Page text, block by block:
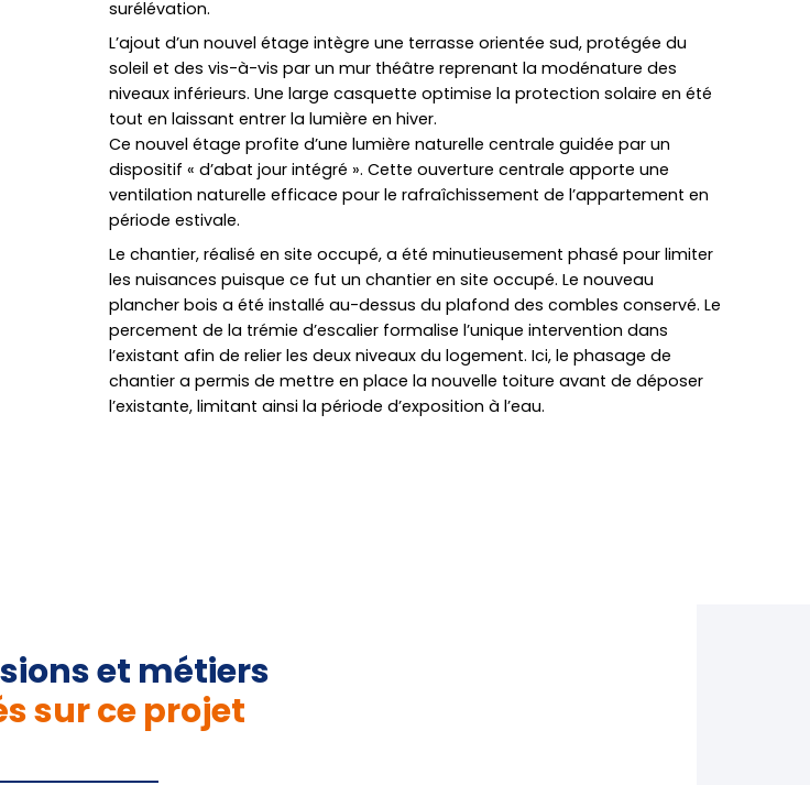
surélévation.
L’ajout d’un nouvel étage intègre une terrasse orientée sud, protégée du
soleil et des vis-à-vis par un mur théâtre reprenant la modénature des
niveaux inférieurs. Une large casquette optimise la protection solaire en été
tout en laissant entrer la lumière en hiver.
Ce nouvel étage profite d’une lumière naturelle centrale guidée par un
dispositif « d’abat jour intégré ». Cette ouverture centrale apporte une
ventilation naturelle efficace pour le rafraîchissement de l’appartement en
période estivale.
Le chantier, réalisé en site occupé, a été minutieusement phasé pour limiter
les nuisances puisque ce fut un chantier en site occupé. Le nouveau
plancher bois a été installé au-dessus du plafond des combles conservé. Le
percement de la trémie d’escalier formalise l’unique intervention dans
l’existant afin de relier les deux niveaux du logement. Ici, le phasage de
chantier a permis de mettre en place la nouvelle toiture avant de déposer
l’existante, limitant ainsi la période d’exposition à l’eau.
et métiers
sur ce projet